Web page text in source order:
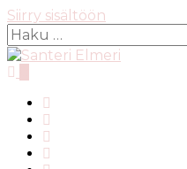
Siirry sisältöön
Haku: